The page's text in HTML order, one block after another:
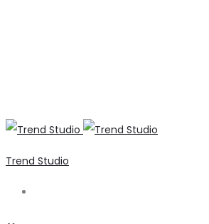
Trend Studio